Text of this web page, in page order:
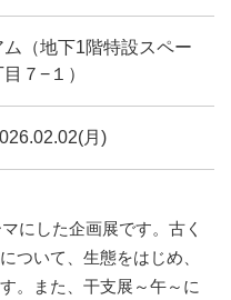
（地下1階特設スペー
７−１）
月)
にした企画展です。古く
ついて、生態をはじめ、
。また、干支展～午～に